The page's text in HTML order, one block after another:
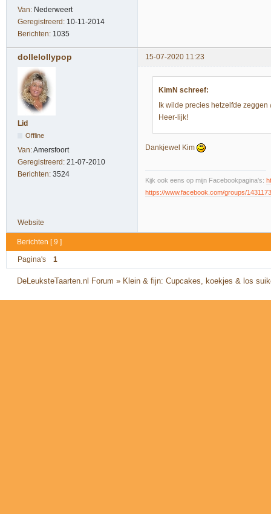
Van: Nederweert
Geregistreerd: 10-11-2014
Berichten: 1035
dollelollypop 15-07-2020 11:23
Lid
Offline
Van:Amersfoort
Geregistreerd: 21-07-2010
Berichten: 3524
KimN schreef:
Ik wilde precies hetzelfde zeggen
Heer-lijk!
Dankjewel Kim
Kijk ook eens op mijn Facebookpagina's:
https://www.facebook.com/groups/
Website
Berichten [ 9 ]
Pagina's 1
DeLeuksteTaarten.nl Forum » Klein & fijn: Cupcakes, koekjes & los